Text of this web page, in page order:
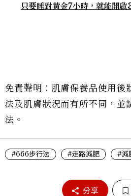
只要睡對黃金7小時，就能開啟
免責聲明：肌膚保養品使用後
法及肌膚狀況而有所不同，並
法。
#666步行法 #走路減肥 #減
分享